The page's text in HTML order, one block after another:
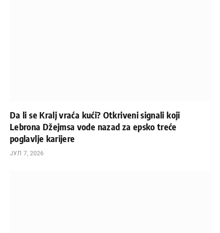
Da li se Kralj vraća kući? Otkriveni signali koji
Lebrona Džejmsa vode nazad za epsko treće
poglavlje karijere
ЈУЛ 7, 2026